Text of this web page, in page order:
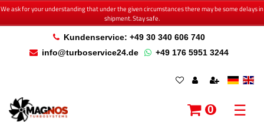
We ask for your understanding that under the given circumstances there may be some delays in
shipment. Stay safe.
Kundenservice: +49 30 340 606 740
info@turboservice24.de
+49 176 5951 3244
0 ☰